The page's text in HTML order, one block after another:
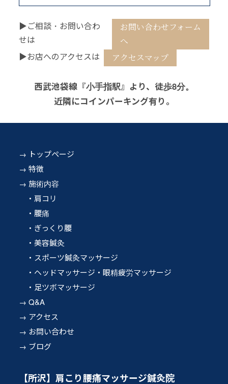
▶ご相談・お問い合わ
せは
お問い合わせフォーム
へ
▶お店へのアクセスは アクセスマップ
西武池袋線『小手指駅』より、徒歩8分。
近隣にコインパーキング有り。
トップページ
特徴
施術内容
肩コリ
腰痛
ぎっくり腰
美容鍼灸
スポーツ鍼灸マッサージ
ヘッドマッサージ・眼精疲労マッサージ
足ツボマッサージ
Q&A
アクセス
お問い合わせ
ブログ
【所沢】肩こり腰痛マッサージ鍼灸院